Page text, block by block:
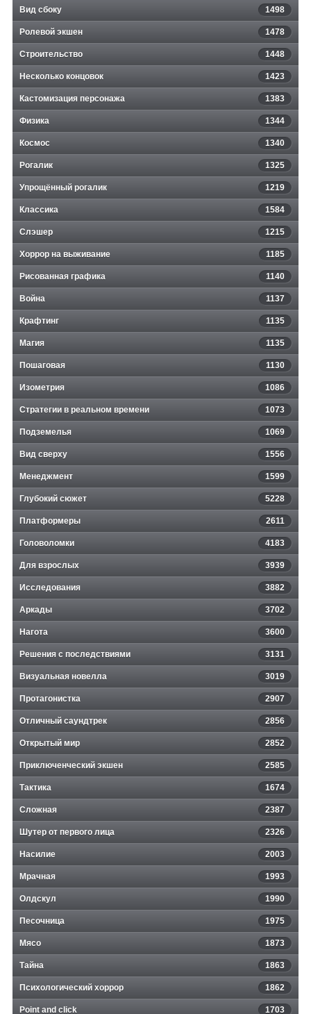
Вид сбоку 1498
Ролевой экшен 1478
Строительство 1448
Несколько концовок 1423
Кастомизация персонажа 1383
Физика 1344
Космос 1340
Рогалик 1325
Упрощённый рогалик 1219
Классика 1584
Слэшер 1215
Хоррор на выживание 1185
Рисованная графика 1140
Война 1137
Крафтинг 1135
Магия 1135
Пошаговая 1130
Изометрия 1086
Стратегии в реальном времени 1073
Подземелья 1069
Вид сверху 1556
Менеджмент 1599
Глубокий сюжет 5228
Платформеры 2611
Головоломки 4183
Для взрослых 3939
Исследования 3882
Аркады 3702
Нагота 3600
Решения с последствиями 3131
Визуальная новелла 3019
Протагонистка 2907
Отличный саундтрек 2856
Открытый мир 2852
Приключенческий экшен 2585
Тактика 1674
Сложная 2387
Шутер от первого лица 2326
Насилие 2003
Мрачная 1993
Олдскул 1990
Песочница 1975
Мясо 1873
Тайна 1863
Психологический хоррор 1862
Point and click 1703